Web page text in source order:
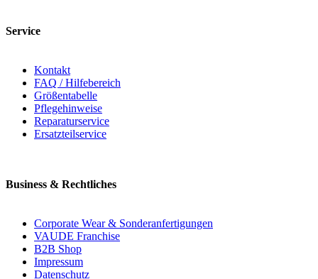
Service
Kontakt
FAQ / Hilfebereich
Größentabelle
Pflegehinweise
Reparaturservice
Ersatzteilservice
Business & Rechtliches
Corporate Wear & Sonderanfertigungen
VAUDE Franchise
B2B Shop
Impressum
Datenschutz